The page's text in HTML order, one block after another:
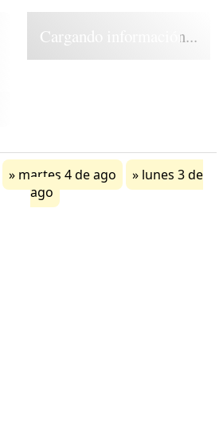
Cargando información...
martes 4 de ago
lunes 3 de
ago